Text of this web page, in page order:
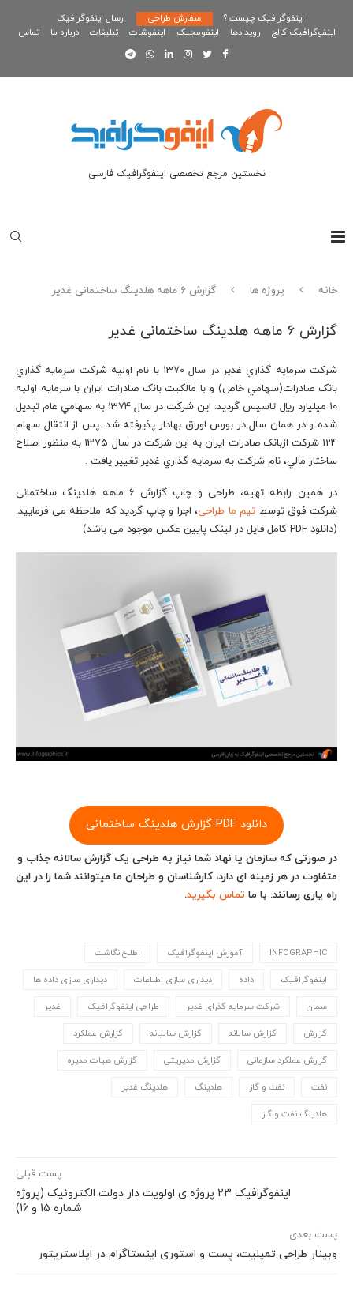
اینفوگرافیک چیست ؟ سفارش طراحی
ارسال اینفوگرافیک
اینفوگرافیک کالج
رویدادها اینفومجیک اینفوشات تبلیغات درباره ما تماس
نخستین مرجع تخصصی اینفوگرافیک فارسی
خانه پروژه ها گزارش ۶ ماهه هلدینگ ساختمانی غدیر
گزارش ۶ ماهه هلدینگ ساختمانی غدیر
شرکت سرمايه گذاري غدير در سال 1370 با نام اوليه شرکت سرمايه گذاري
بانک صادرات(سهامي خاص) و با مالکيت بانک صادرات ايران با سرمايه اوليه
10 ميليارد ريال تاسيس گرديد. اين شرکت در سال 1374 به سهامي عام تبديل
شده و در همان سال در بورس اوراق بهادار پذيرفته شد. پس از انتقال سهام
124 شرکت ازبانک صادرات ايران به اين شرکت در سال 1375 به منظور اصلاح
ساختار مالي، نام شرکت به سرمايه گذاري غدير تغيير يافت .
در همین رابطه تهیه، طراحی و چاپ گزارش 6 ماهه هلدینگ ساختمانی
شرکت فوق توسط تیم ما طراحی، اجرا و چاپ گردید که ملاحظه می فرمایید.
(دانلود PDF کامل فایل در لینک پایین عکس موجود می باشد)
دانلود PDF گزارش هلدینگ ساختمانی
در صورتی که سازمان یا نهاد شما نیاز به طراحی یک گزارش سالانه جذاب و
متفاوت در هر زمینه ای دارد، کارشناسان و طراحان ما می‎توانند شما را در این
راه یاری رسانند. با ما تماس بگیرید.
INFOGRAPHIC آموزش اینفوگرافیک اطلاع نگاشت
اینفوگرافیک داده دیداری سازی اطلاعات دیداری سازی داده ها
سمان شرکت سرمایه گذرای غدیر طراحی اینفوگرافیک غدیر
گزارش گزارش سالانه گزارش سالیانه گزارش عملکرد
گزارش عملکرد سازمانی گزارش مدیریتی گزارش هیات مدیره
نفت نفت و گاز هلدینگ هلدینگ غدیر
هلدینگ نفت و گاز
پست قبلی
اینفوگرافیک 23 پروژه ی اولویت دار دولت الکترونیک (پروژه
شماره 15 و 16)
پست بعدی
وبینار طراحی تمپلیت، پست و استوری اینستاگرام در ایلاستریتور